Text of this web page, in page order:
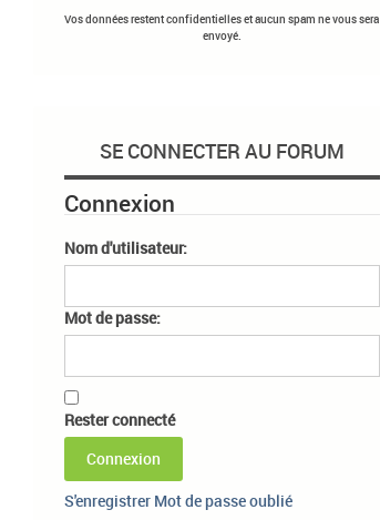
Vos données restent confidentielles et aucun spam ne vous sera
envoyé.
SE CONNECTER AU FORUM
Connexion
Nom d'utilisateur:
Mot de passe:
Rester connecté
Connexion
S'enregistrer Mot de passe oublié